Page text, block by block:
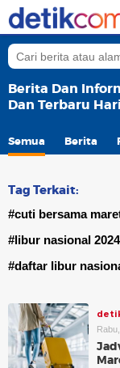
Berita Dan
Dan Terbaru
Semua Berita
Tag Terkait:
#cuti bersama
#libur nasional 2024
#daftar libur